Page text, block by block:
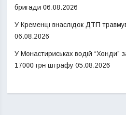
бригади 06.08.2026
У Кременці внаслідок ДТП
06.08.2026
У Монастириськах водій “Хонди”
17000 грн штрафу 05.08.2026